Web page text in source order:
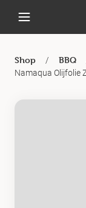
Shop / BBQ
Namaqua Olijfolie